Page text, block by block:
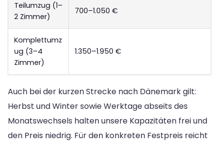
Teilumzug (1–
2 Zimmer)
700–1.050 €
Komplettumz
ug (3–4
Zimmer)
1.350–1.950 €
Auch bei der kurzen Strecke nach Dänemark gilt:
Herbst und Winter sowie Werktage abseits des
Monatswechsels halten unsere Kapazitäten frei und
den Preis niedrig. Für den konkreten Festpreis reicht